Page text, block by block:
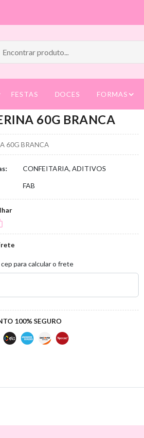
FESTAS DOCES FORMAS
60G BRANCA
60G BRANCA
CONFEITARIA, ADITIVOS
FAB
para calcular o frete
100% SEGURO